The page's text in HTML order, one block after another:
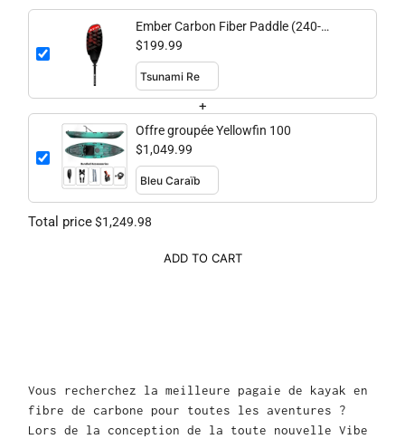
Ember Carbon Fiber Paddle (240-
260cm adjustable)
$199.99
+
Offre groupée Yellowfin 100
$1,049.99
Total price$1,249.98
ADD TO CART
Vous recherchez la meilleure pagaie de kayak en
fibre de carbone pour toutes les aventures ?
Lors de la conception de la toute nouvelle Vibe